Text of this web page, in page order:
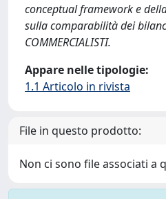
conceptual framework e
sulla comparabilità dei
COMMERCIALISTI.
Appare nelle tipologie:
1.1 Articolo in rivista
File in questo prodotto:
Non ci sono file associati a